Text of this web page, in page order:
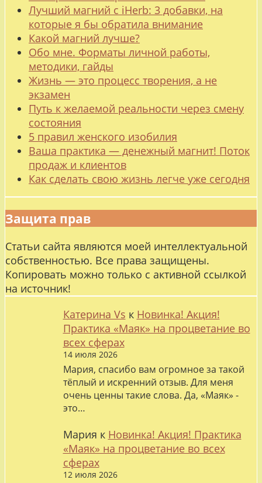
Лучший магний с iHerb: 3 добавки, на
которые я бы обратила внимание
Какой магний лучше?
Обо мне. Форматы личной работы,
методики, гайды
Жизнь — это процесс творения, а не
экзамен
Путь к желаемой реальности через смену
состояния
5 правил женского изобилия
Ваша практика — денежный магнит! Поток
продаж и клиентов
Как сделать свою жизнь легче уже сегодня
Защита прав
Статьи сайта являются моей интеллектуальной
собственностью. Все права защищены.
Копировать можно только с активной ссылкой
на источник!
Катерина Vs к Новинка! Акция!
Практика «Маяк» на процветание во
всех сферах
14 июля 2026
Мария, спасибо вам огромное за такой
тёплый и искренний отзыв. Для меня
очень ценны такие слова. Да, «Маяк» -
это…
Мария к Новинка! Акция! Практика
«Маяк» на процветание во всех
сферах
12 июля 2026